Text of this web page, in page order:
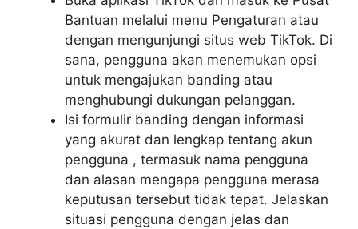
Bantuan melalui menu Pengaturan atau
dengan mengunjungi situs web TikTok. Di
sana, pengguna akan menemukan opsi
untuk mengajukan banding atau
menghubungi dukungan pelanggan.
Isi formulir banding dengan informasi
yang akurat dan lengkap tentang akun
pengguna , termasuk nama pengguna
dan alasan mengapa pengguna merasa
keputusan tersebut tidak tepat. Jelaskan
situasi pengguna dengan jelas dan